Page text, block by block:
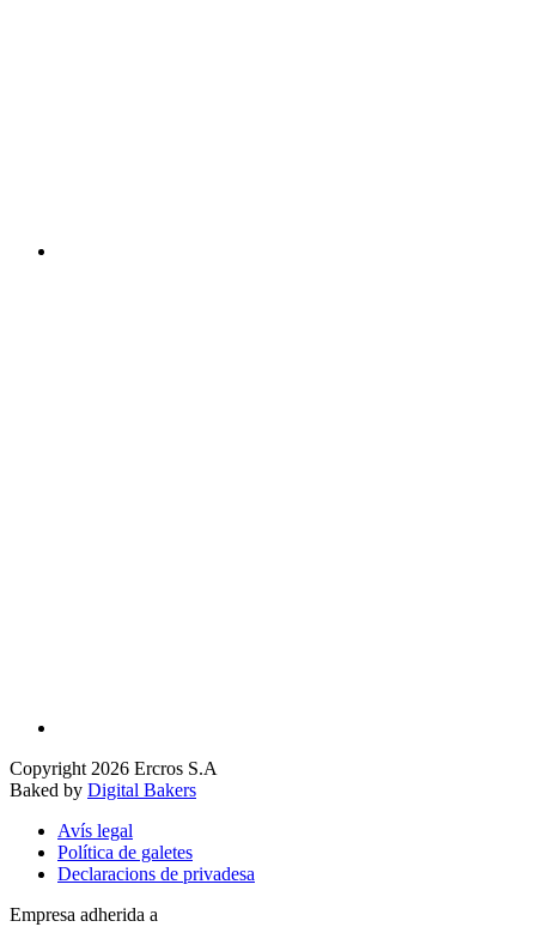
Copyright 2026 Ercros S.A
Baked by Digital Bakers
Avís legal
Política de galetes
Declaracions de privadesa
Empresa adherida a